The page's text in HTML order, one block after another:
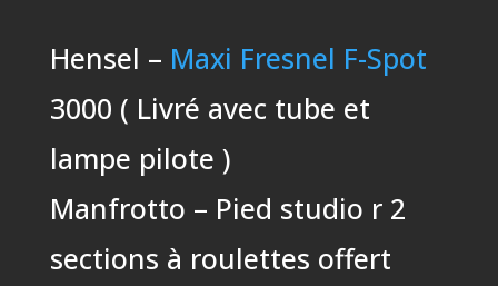
Hensel – Maxi Fresnel F-Spot
3000 ( Livré avec tube et
lampe pilote )
Manfrotto – Pied studio r 2
sections à roulettes offert